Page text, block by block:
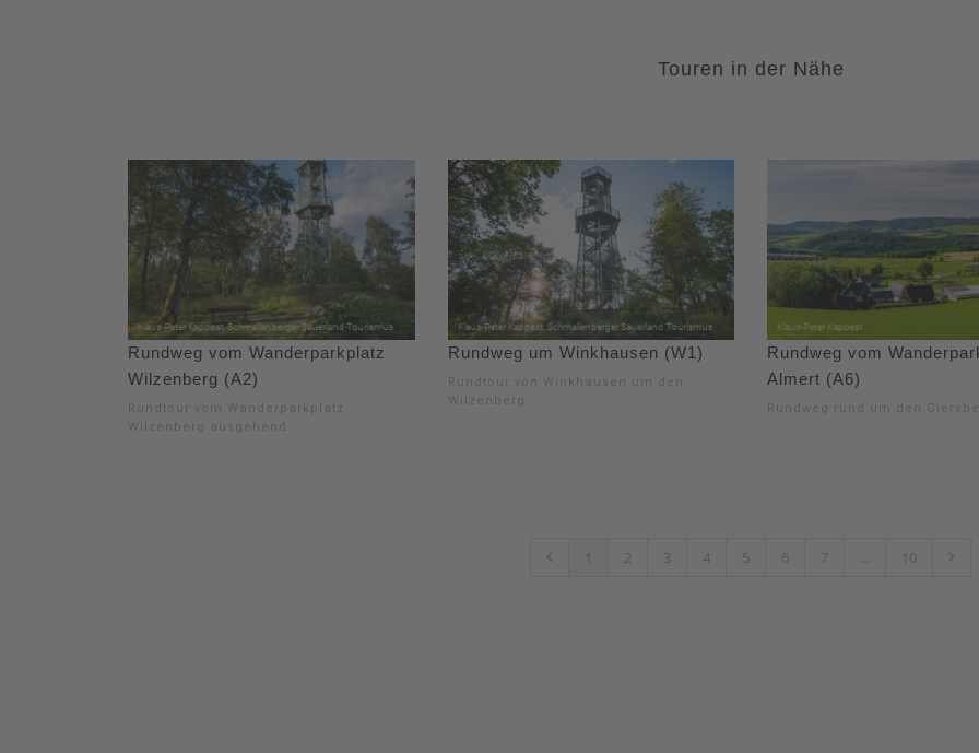
Touren in der Nähe
Rundweg vom Wanderparkplatz
Wilzenberg (A2)
Rundtour vom Wanderparkplatz
Wilzenberg ausgehend.
Rundweg um Winkhausen (W1)
Rundtour von Winkhausen um den
Wilzenberg.
Rundweg vom
Almert (A6)
Rundweg rund um den
1 2 3 4 5 6 7 ... 10